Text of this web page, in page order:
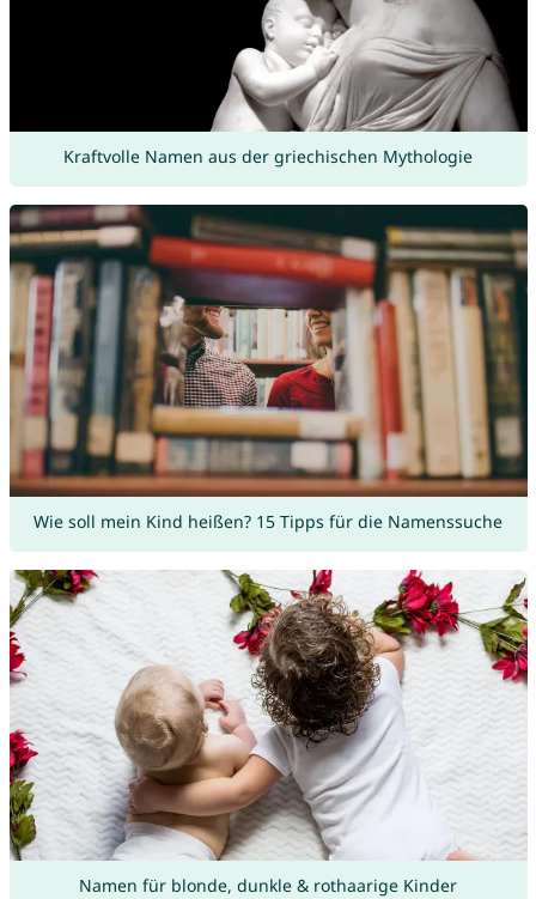
Kraftvolle Namen aus der griechischen Mythologie
Wie soll mein Kind heißen? 15 Tipps für die Namenssuche
Namen für blonde, dunkle & rothaarige Kinder